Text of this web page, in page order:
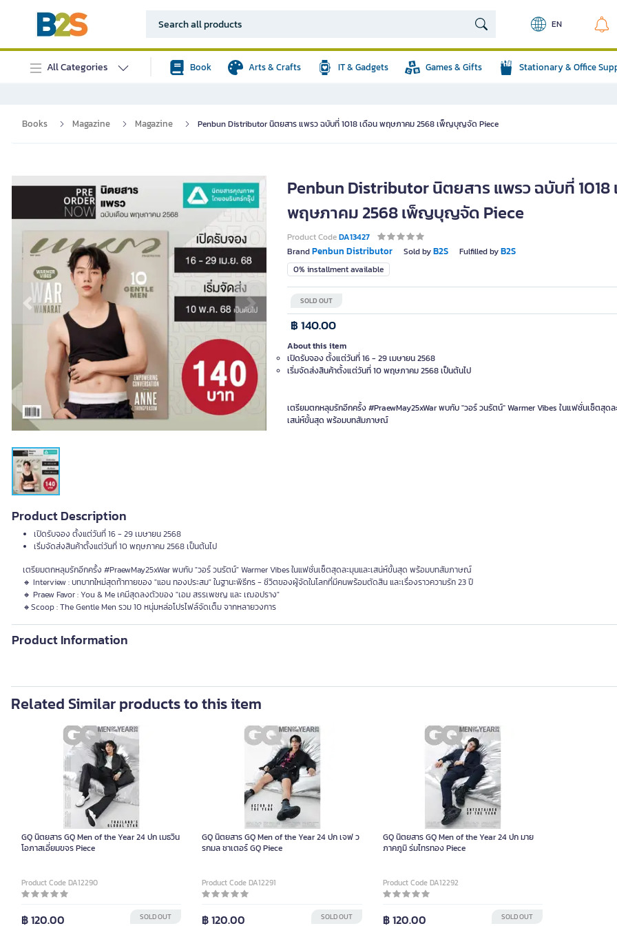
EN
All Categories Book Arts & Crafts IT & Gadgets Games & Gifts Stationary & Office
Books Magazine Magazine Penbun Distributor นิตยสาร แพรว ฉบับที่ 1018 เดือน พฤษภาคม 2568 เพ็ญบุญจัด Piece
Previous slide Next slide
Penbun Distributor นิตยสาร แพรว ฉบับที่ 1018
พฤษภาคม 2568 เพ็ญบุญจัด Piece
Product CodeDA13427
BrandPenbun Distributor Sold byB2S Fulfilled byB2S
0% installment available
SOLD OUT
฿ 140.00
About this item
เปิดรับจอง ตั้งแต่วันที่ 16 - 29 เมษายน 2568
เริ่มจัดส่งสินค้าตั้งแต่วันที่ 10 พฤษภาคม 2568 เป็นต้นไป
เตรียมตกหลุมรักอีกครั้ง #PraewMay25xWar พบกับ "วอร์ วนรัตน์" Warmer Vibes ในแฟชั่นเซ็ตสุดล
เสน่ห์ขั้นสุด พร้อมบทสัมภาษณ์
Product Description
เปิดรับจอง ตั้งแต่วันที่ 16 - 29 เมษายน 2568
เริ่มจัดส่งสินค้าตั้งแต่วันที่ 10 พฤษภาคม 2568 เป็นต้นไป
เตรียมตกหลุมรักอีกครั้ง #PraewMay25xWar พบกับ "วอร์ วนรัตน์" Warmer Vibes ในแฟชั่นเซ็ตสุดละมุนและเสน่ห์ขั้นสุด พร้อมบทสัมภาษณ์
🔸 Interview : บทบาทใหม่สุดท้าทายของ "แอน ทองประสม" ในฐานะพิธีกร - ชีวิตของผู้จัดในโลกที่มีคนพร้อมตัดสิน และเรื่องราวความรัก 23 ปี
🔸 Praew Favor : You & Me เคมีสุดลงตัวของ "เอม สรรเพชญ และ เฌอปราง"
🔸Scoop : The Gentle Men รวม 10 หนุ่มหล่อโปรไฟล์จัดเต็ม จากหลายวงการ
Product Information
Related Similar products to this item
GQ นิตยสาร GQ Men of the Year 24 ปก เมธวิน
โอภาสเอี่ยมขจร Piece
Product Code DA12290
฿ 120.00 SOLD OUT
GQ นิตยสาร GQ Men of the Year 24 ปก เจฟ ว
รกมล ชาเตอร์ GQ Piece
Product Code DA12291
฿ 120.00 SOLD OUT
GQ นิตยสาร GQ Men of the Year 24 ปก มาย
ภาคภูมิ ร่มไทรทอง Piece
Product Code DA12292
฿ 120.00 SOLD OUT